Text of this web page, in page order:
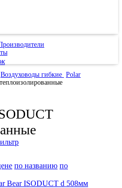
Воздуховоды гибкие Polar
по названию по